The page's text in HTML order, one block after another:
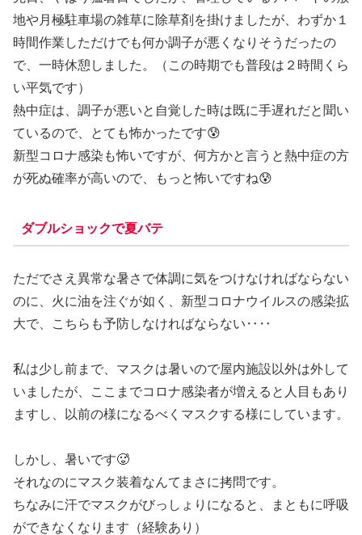
地や月極駐車場の雑草に除草剤を掛けましたが、わずか１
時間作業しただけでも何か調子が悪くなりそうだったの
で、一時休憩しました。（この時期でも普段は２時間くら
い平気です）
熱中症は、調子が悪いと自覚した時は既に手遅れだと聞い
ているので、とても怖かったです😰
新型コロナ感染も怖いですが、何方かと言うと熱中症の方
が死ぬ確率が高いので、もっと怖いですね😰
ダブルショックで夏バテ
ただでさえ異常な暑さで体調に気をつけなければならない
のに、火に油を注ぐが如く、新型コロナウイルスの感染拡
大で、こちらも予防しなければならない‥‥
私は少し前まで、マスクは暑いので屋内施設以外は外して
いましたが、ここまでコロナ感染者が増えると人目もあり
ますし、以前の様になるべくマスクする様にしています。
しかし、暑いです🥵
それなのにマスク装着なんてまさに拷問です。
ちなみに汗でマスクがびっしょりになると、まともに呼吸
ができなくなります（経験あり）